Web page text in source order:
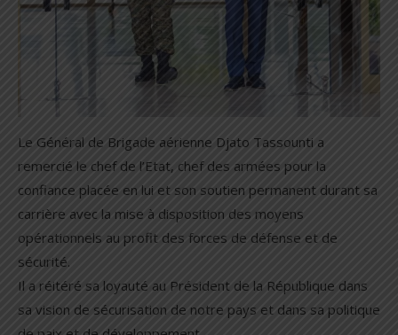
Le Général de Brigade aérienne Djato Tassounti a
remercié le chef de l’Etat, chef des armées pour la
confiance placée en lui et son soutien permanent durant sa
carrière avec la mise à disposition des moyens
opérationnels au profit des forces de défense et de
sécurité.
Il a réitéré sa loyauté au Président de la République dans
sa vision de sécurisation de notre pays et dans sa politique